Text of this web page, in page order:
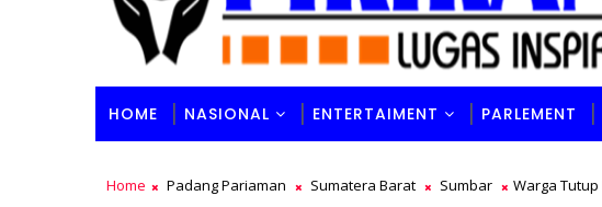
HOME NASIONAL ENTERTAIMENT PARLEMENT
Home Padang Pariaman Sumatera Barat Sumbar Warga